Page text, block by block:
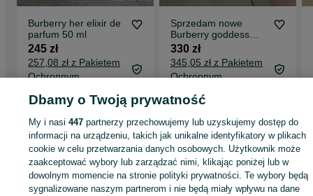
Burberry her elixir de
parfum 50 ml
245 zł
257,08 zł z Pakietem
Ochronnym
Wymysłów
08 lipca 2026
Sprzedam nowe
Burberry goddess
amber vanila
330 zł
345,05 zł z Pakietem
Ochronnym
Łódź, Polesie
31 lipca 2026
Strona główna Zdrowie i Uroda Perfumy Dla mężczyzn
Wody
Wody perfumowane - Lubuskie
Wody perfumowane - Zielona Góra
Dbamy o Twoją prywatność
My i nasi447 partnerzy przechowujemy lub uzyskujemy dostęp do
informacji na urządzeniu, takich jak unikalne identyfikatory w plikach
cookie w celu przetwarzania danych osobowych. Użytkownik może
zaakceptować wybory lub zarządzać nimi, klikając poniżej lub w
dowolnym momencie na stronie polityki prywatności. Te wybory będą
sygnalizowane naszym partnerom i nie będą miały wpływu na dane